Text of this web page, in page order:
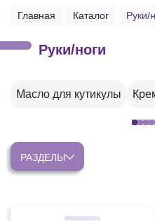
Главная Каталог Руки/
Руки/ноги
Масло для кутикулы
РАЗДЕЛЫ